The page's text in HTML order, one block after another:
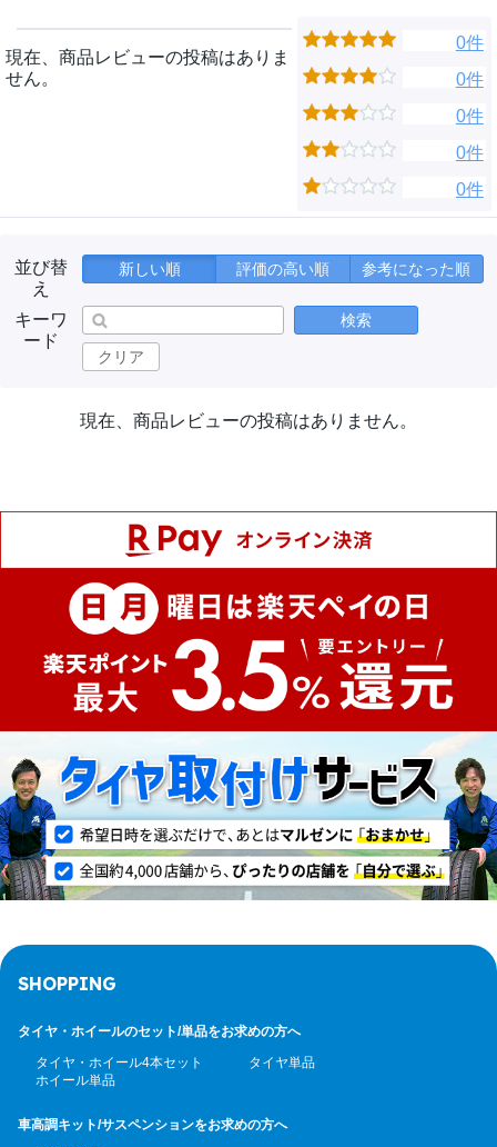
現在、商品レビューの投稿はありま
せん。
0件
0件
0件
0件
0件
並び替
え
新しい順 評価の高い順 参考になった順
キーワ
ード
検索
クリア
現在、商品レビューの投稿はありません。
SHOPPING
タイヤ・ホイールのセット/単品をお求めの方へ
タイヤ・ホイール4本セット
タイヤ単品
ホイール単品
車高調キット/サスペンションをお求めの方へ